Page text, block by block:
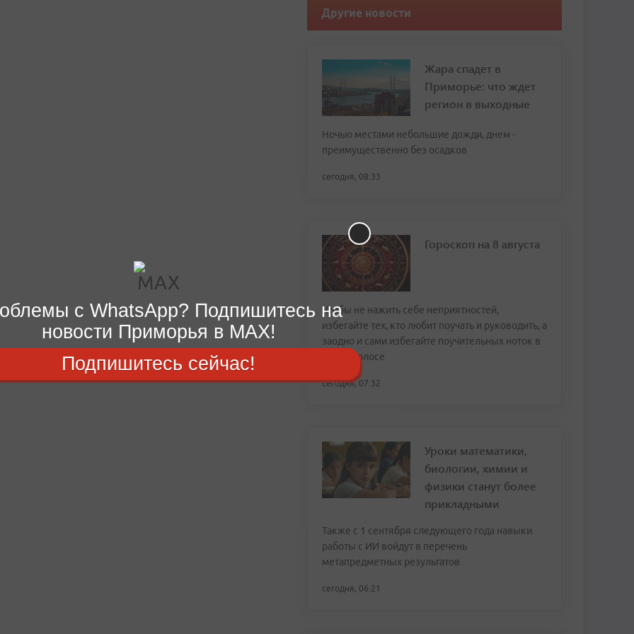
Другие новости
Жара спадет в
Приморье: что ждет
регион в выходные
Ночью местами небольшие дожди, днем -
преимущественно без осадков
сегодня, 08:33
Гороскоп на 8 августа
Чтобы не нажить себе неприятностей,
избегайте тех, кто любит поучать и руководить, а
заодно и сами избегайте поучительных ноток в
своем голосе
сегодня, 07:32
Уроки математики,
биологии, химии и
физики станут более
прикладными
Также с 1 сентября следующего года навыки
работы с ИИ войдут в перечень
метапредметных результатов
сегодня, 06:21
с WhatsApp? Подпишитесь на
новости Приморья в MAX!
Подпишитесь сейчас!